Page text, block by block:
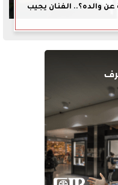
والده؟.. الفنان يجيب